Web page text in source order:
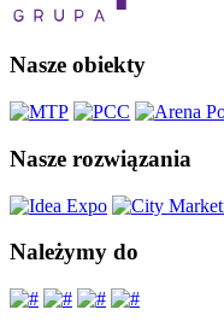
Nasze obiekty
Nasze rozwiązania
Należymy do